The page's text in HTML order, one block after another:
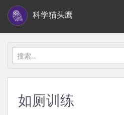
i
科学猫头鹰
搜
索：
如厕训练